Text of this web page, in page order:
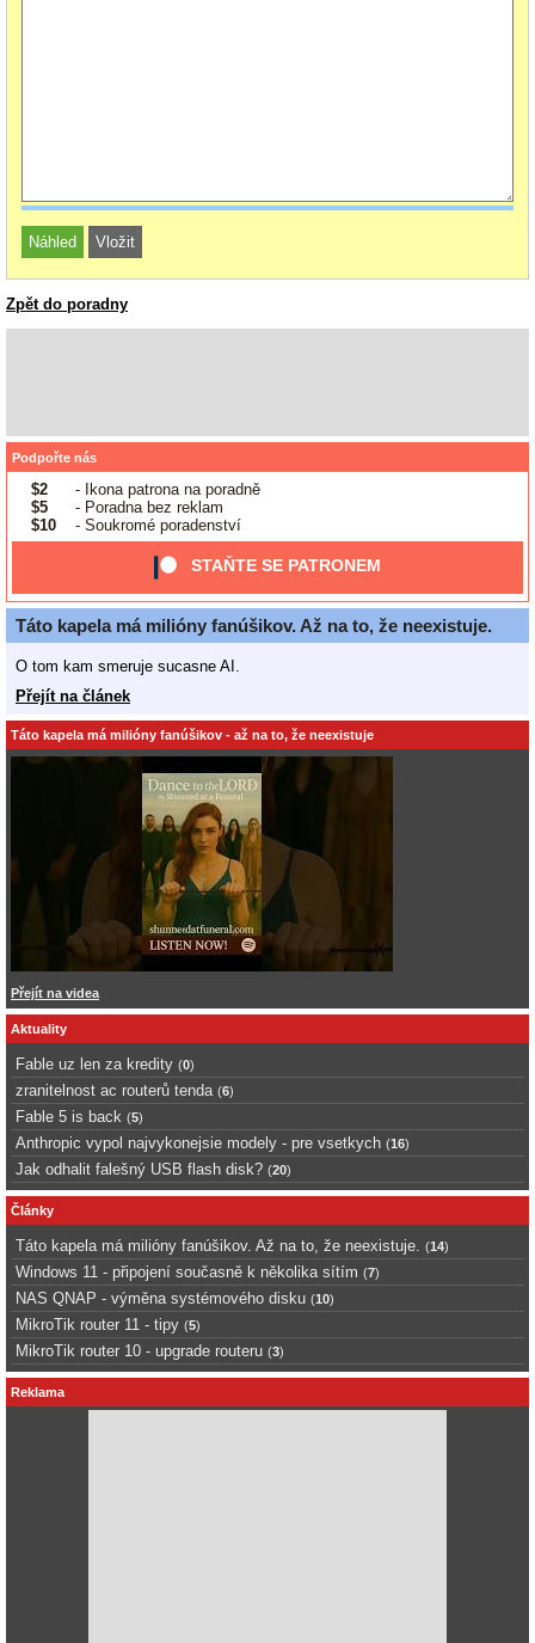
Zpět do poradny
Podpořte nás
$2
- Ikona patrona na poradně
$5
- Poradna bez reklam
$10
- Soukromé poradenství
STAŇTE SE PATRONEM
Táto kapela má milióny fanúšikov. Až na to, že neexistuje.
O tom kam smeruje sucasne AI.
Přejít na článek
Táto kapela má milióny fanúšikov - až na to, že neexistuje
Přejít na videa
Aktuality
Fable uz len za kredity (0)
zranitelnost ac routerů tenda (6)
Fable 5 is back (5)
Anthropic vypol najvykonejsie modely - pre vsetkych (16)
Jak odhalit falešný USB flash disk? (20)
Články
Táto kapela má milióny fanúšikov. Až na to, že neexistuje. (14)
Windows 11 - připojení současně k několika sítím (7)
NAS QNAP - výměna systémového disku (10)
MikroTik router 11 - tipy (5)
MikroTik router 10 - upgrade routeru (3)
Reklama